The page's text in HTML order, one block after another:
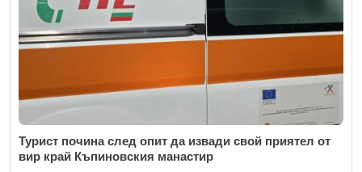
Турист почина след опит да извади свой приятел от
вир край Къпиновския манастир